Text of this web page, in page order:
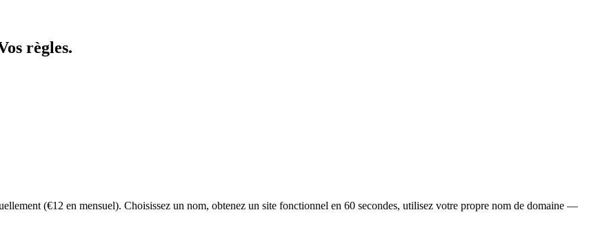
règles.
(€12 en mensuel). Choisissez un nom, obtenez un site fonctionnel en 60 secondes, utilisez votre propre nom de domaine —